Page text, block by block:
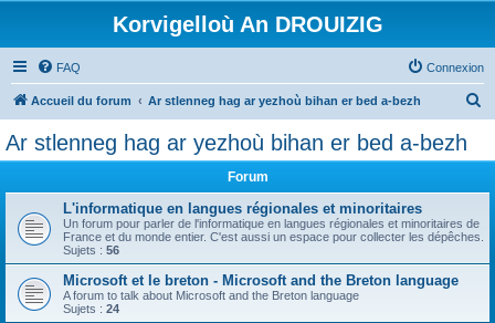
Korvigelloù An DROUIZIG
FAQ Connexion
Accueil du forum Ar stlenneg hag ar yezhoù bihan er bed a-bezh
Ar stlenneg hag ar yezhoù bihan er bed a-bezh
Forum
L'informatique en langues régionales et minoritaires
Un forum pour parler de l'informatique en langues régionales et minoritaires de
France et du monde entier. C'est aussi un espace pour collecter les dépêches.
Sujets : 56
Microsoft et le breton - Microsoft and the Breton language
A forum to talk about Microsoft and the Breton language
Sujets : 24